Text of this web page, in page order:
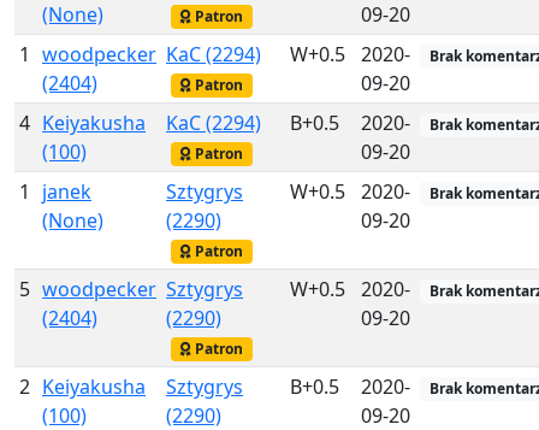
(None)
Patron
09-20
1 woodpecker
(2404)
KaC (2294)
Patron
W+0.5 2020-
09-20
Brak
4 Keiyakusha
(100)
KaC (2294)
Patron
B+0.5
2020-
09-20
Brak
1
janek
(None)
Sztygrys
(2290)
Patron
W+0.5 2020-
09-20
Brak
5 woodpecker
(2404)
Sztygrys
(2290)
Patron
W+0.5 2020-
09-20
Brak
2 Keiyakusha
(100)
Sztygrys
(2290)
B+0.5
2020-
09-20
Brak